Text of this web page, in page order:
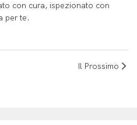
con cura, ispezionato con
per te.
Il Prossimo